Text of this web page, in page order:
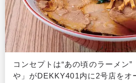
コンセプトは“あの頃のラーメン
や」がDEKKY401内に2号店をオ